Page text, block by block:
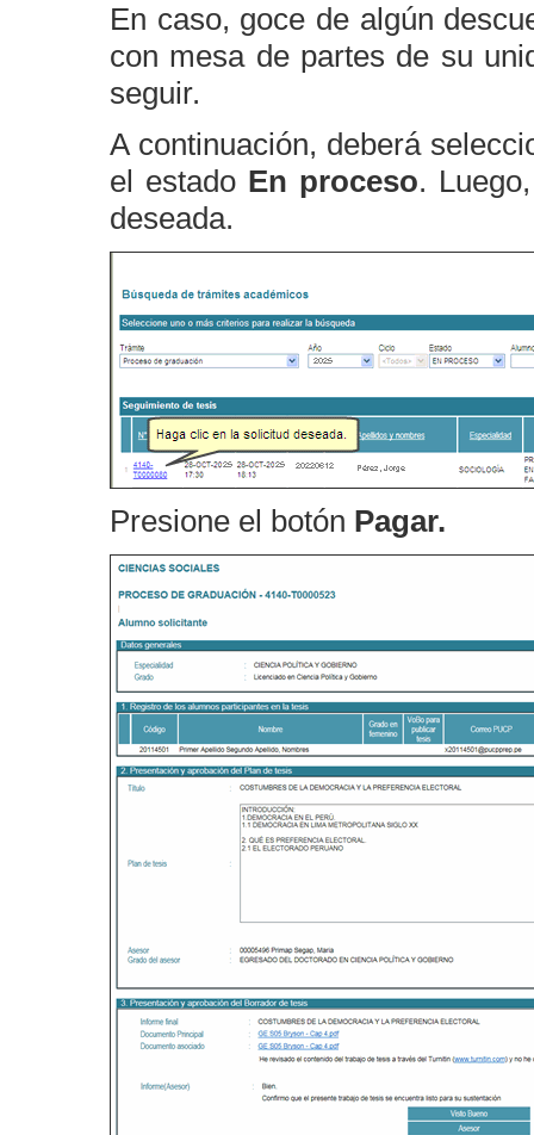
En caso, goce de algún
con mesa de partes de su
seguir.
A continuación, deberá
el estado En proceso.
deseada.
Presione el botón Pagar.